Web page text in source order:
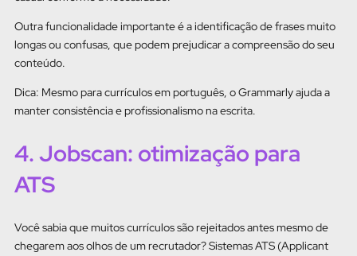
Outra funcionalidade importante é a identificação de frases muito
longas ou confusas, que podem prejudicar a compreensão do seu
conteúdo.
Dica: Mesmo para currículos em português, o Grammarly ajuda a
manter consistência e profissionalismo na escrita.
4. Jobscan: otimização para
ATS
Você sabia que muitos currículos são rejeitados antes mesmo de
chegarem aos olhos de um recrutador? Sistemas ATS (Applicant